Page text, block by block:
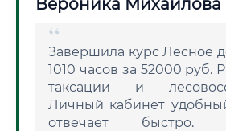
Вероника Михайлова
Завершила курс Лесное
1010 часов за 52000 руб.
таксации и
Личный кабинет
отвечает быстро.